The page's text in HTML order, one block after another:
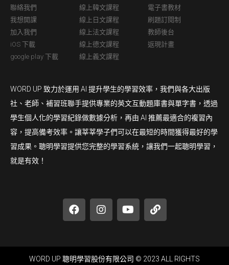
聯絡我們
我想開課
加入我們
iOS 下載
google play 下載
線上韓文課程
線上日文課程
線上法文課程
線上德文課程
線上義文課程
電子書教材
刷題訂閱制
教師後台
返現計畫
WORD UP 致力於運用 AI 提升學生的學習效率，我們與各大出版
社、老師、補習班聯手提供專業的英文互動題庫書與單字書，透過
學生個人化的學習紀錄做數據分析，再由 AI 推薦最適合的複習內
容，提高備考效率。讓莘莘學子們可以在最短的時間獲得最好的學
習成果。聰明學習提供您完整的學習系統，讓我們一起聰明學習，
就是有效！
WORD UP 聰明學習股份有限公司 © 2023 ALL RIGHTS